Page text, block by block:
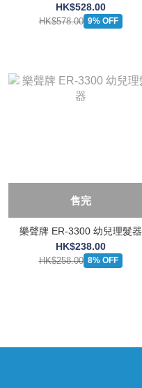
HK$528.00
HK$578.00 9% OFF
售完
樂聲牌 ER-3300 幼兒理髮器
HK$238.00
HK$258.00 8% OFF